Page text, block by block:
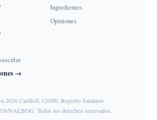
→
Ingredientes
Opiniones
2026 CardioX 120/80. Registro Sanitario
NALBOG. Todos los derechos reservados.